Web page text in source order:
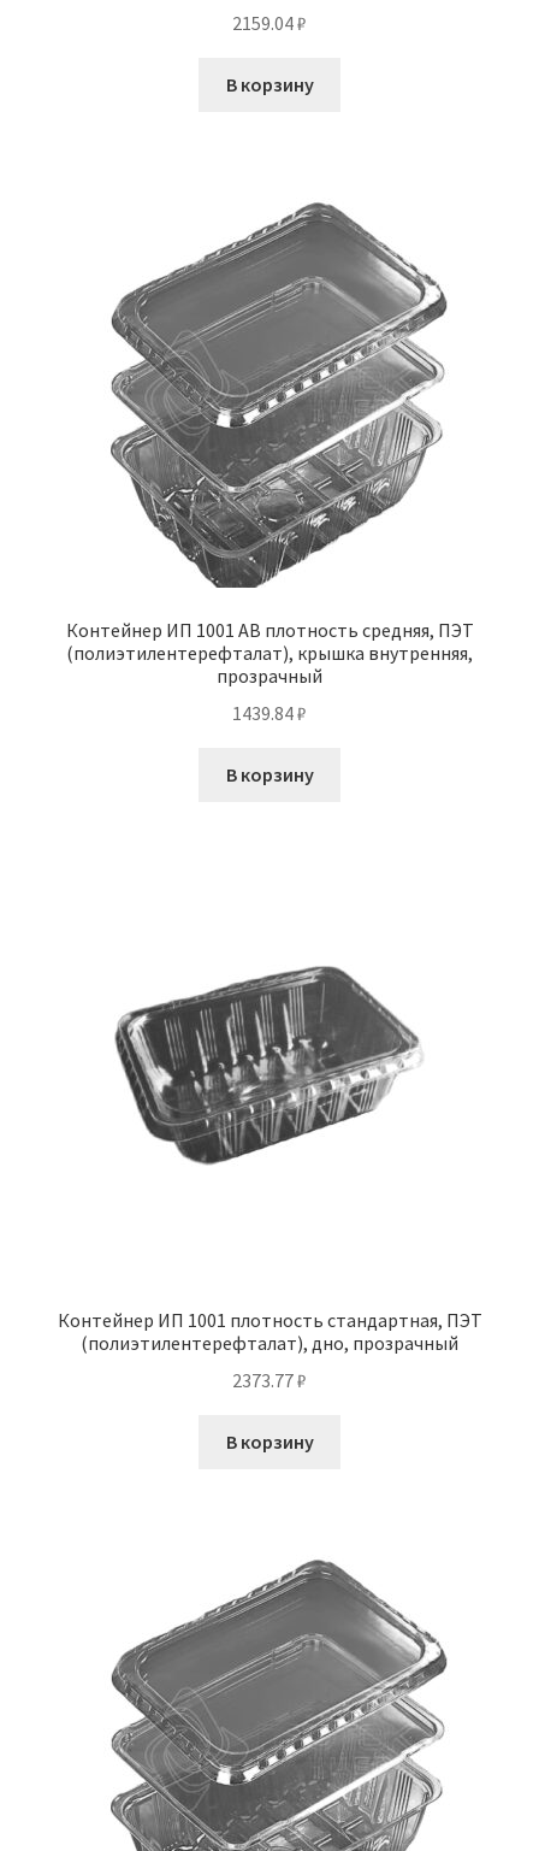
2159.04₽
В корзину
Контейнер ИП 1001 АВ плотность средняя, ПЭТ
(полиэтилентерефталат), крышка внутренняя,
прозрачный
1439.84₽
В корзину
Контейнер ИП 1001 плотность стандартная, ПЭТ
(полиэтилентерефталат), дно, прозрачный
2373.77₽
В корзину